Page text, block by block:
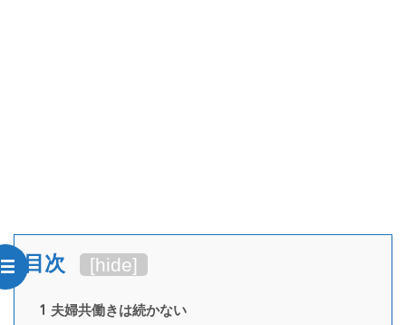
目次 [hide]
1 夫婦共働きは続かない